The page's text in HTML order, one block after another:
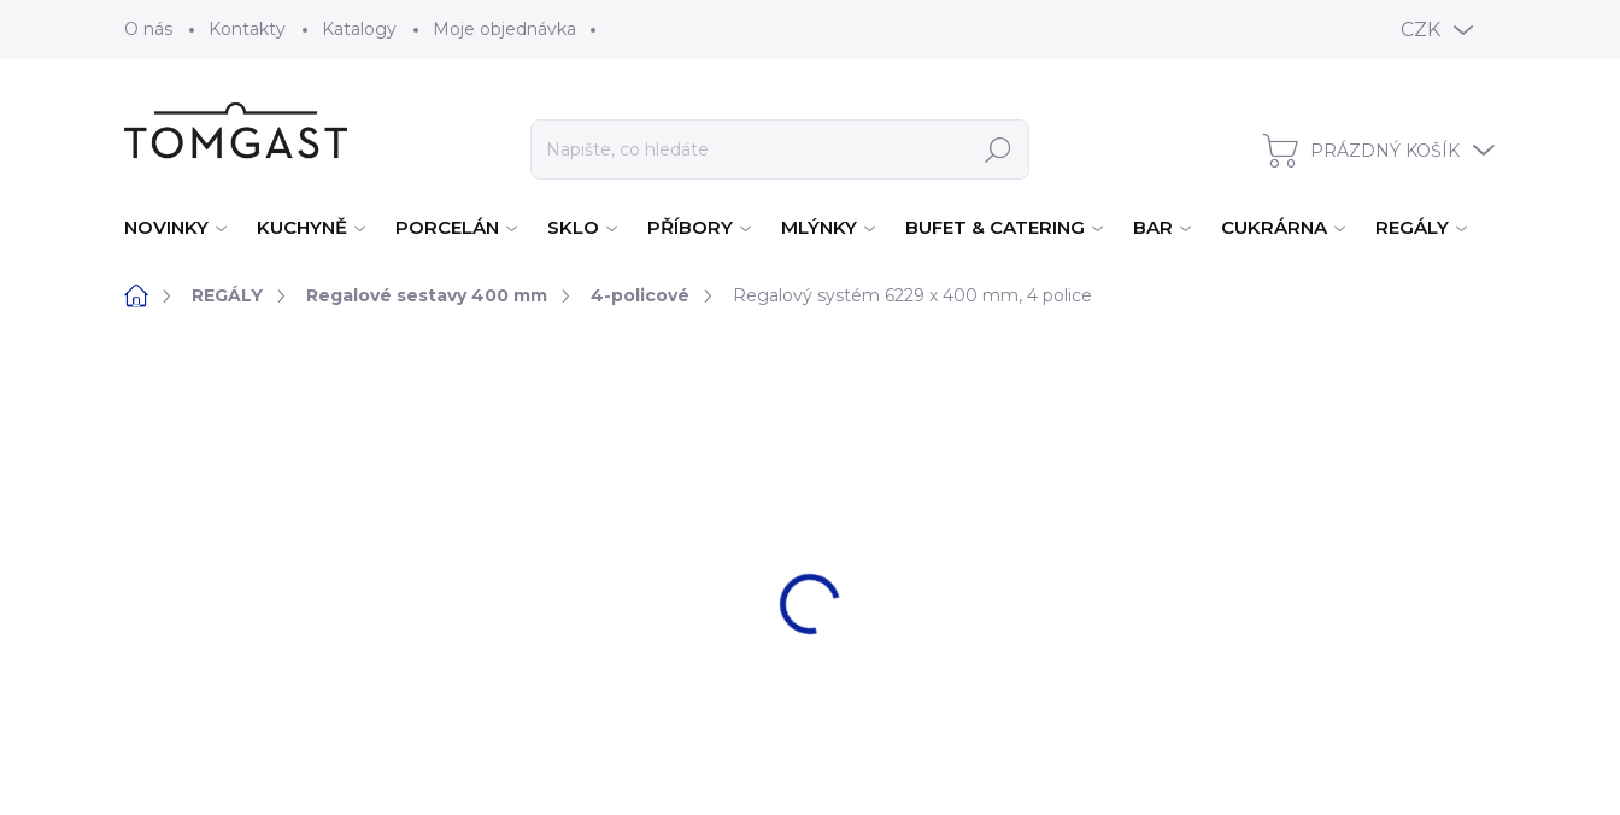
O nás
Kontakty Katalogy Moje objednávka CZK
Hledat NÁKUPNÍ KOŠÍK
PRÁZDNÝ KOŠÍK
NOVINKY KUCHYNĚ PORCELÁN SKLO PŘÍBORY MLÝNKY BUFET & CATERING BAR CUKRÁRNA REGÁLY
DomůREGÁLY Regalové sestavy 400 mm 4-policové Regalový systém 6229 x 400 mm, 4 police